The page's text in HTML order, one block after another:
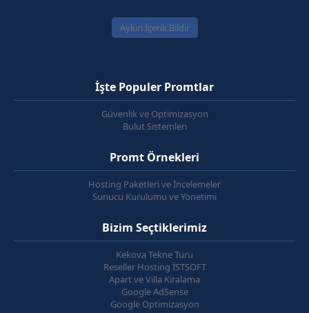
Aykırı İçerik Bildir
İşte Populer Promtlar
Güvenlik ve Optimizasyon
Bulut Sistemleri
Promt Örnekleri
Hosting Paketleri ve İncelemeler
Sunucu Kurulumu ve Yönetimi
Bizim Seçtiklerimiz
Kekova Tekne Turu
Reseller Hosting İSTSOFT
Apart ve Villa Kiralama
Google AdSense
Google Optimizasyon